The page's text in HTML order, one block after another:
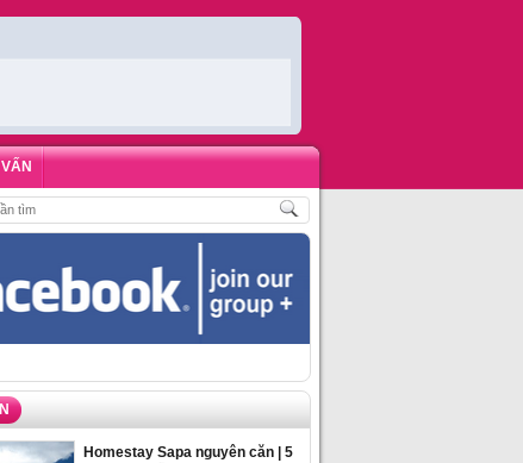
PHÒNG HOMESTAY BIỂN HẠ LONG – 5 ĐỊA ĐIỂM ĐƯỢC LÒNG DU
Homestay Sapa nguyên căn | 5